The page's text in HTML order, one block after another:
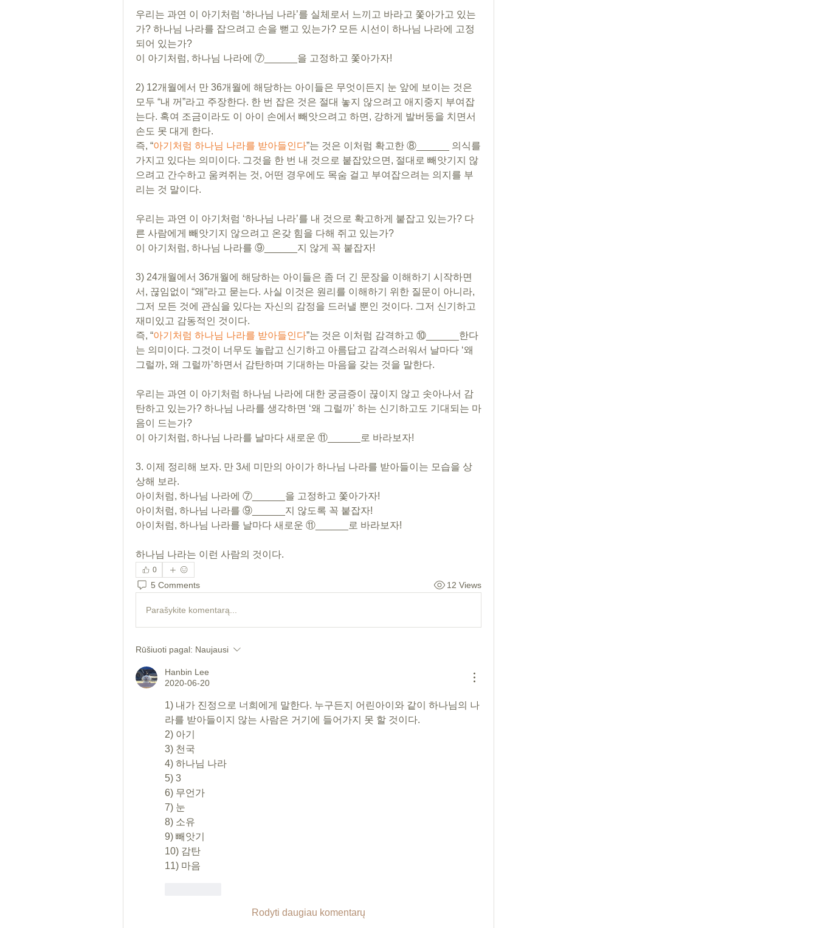
우리는 과연 이 아기처럼 ‘하나님 나라’를 실체로서 느끼고 바라고 쫓아가고 있는
가? 하나님 나라를 잡으려고 손을 뻗고 있는가? 모든 시선이 하나님 나라에 고정
되어 있는가?
이 아기처럼, 하나님 나라에 ⑦______을 고정하고 쫓아가자!
2) 12개월에서 만 36개월에 해당하는 아이들은 무엇이든지 눈 앞에 보이는 것은
모두 “내 꺼”라고 주장한다. 한 번 잡은 것은 절대 놓지 않으려고 애지중지 부여잡
는다. 혹여 조금이라도 이 아이 손에서 빼앗으려고 하면, 강하게 발버둥을 치면서
손도 못 대게 한다.
즉, “아기처럼 하나님 나라를 받아들인다”는 것은 이처럼 확고한 ⑧______ 의식를
가지고 있다는 의미이다. 그것을 한 번 내 것으로 붙잡았으면, 절대로 빼앗기지 않
으려고 간수하고 움켜쥐는 것, 어떤 경우에도 목숨 걸고 부여잡으려는 의지를 부
리는 것 말이다.
우리는 과연 이 아기처럼 ‘하나님 나라’를 내 것으로 확고하게 붙잡고 있는가? 다
른 사람에게 빼앗기지 않으려고 온갖 힘을 다해 쥐고 있는가?
이 아기처럼, 하나님 나라를 ⑨______지 않게 꼭 붙잡자!
3) 24개월에서 36개월에 해당하는 아이들은 좀 더 긴 문장을 이해하기 시작하면
서, 끊임없이 “왜”라고 묻는다. 사실 이것은 원리를 이해하기 위한 질문이 아니라,
그저 모든 것에 관심을 있다는 자신의 감정을 드러낼 뿐인 것이다. 그저 신기하고
재미있고 감동적인 것이다.
즉, “아기처럼 하나님 나라를 받아들인다”는 것은 이처럼 감격하고 ⑩______한다
는 의미이다. 그것이 너무도 놀랍고 신기하고 아름답고 감격스러워서 날마다 ‘왜
그럴까, 왜 그럴까’하면서 감탄하며 기대하는 마음을 갖는 것을 말한다.
우리는 과연 이 아기처럼 하나님 나라에 대한 궁금증이 끊이지 않고 솟아나서 감
탄하고 있는가? 하나님 나라를 생각하면 ‘왜 그럴까’ 하는 신기하고도 기대되는 마
음이 드는가?
이 아기처럼, 하나님 나라를 날마다 새로운 ⑪______로 바라보자!
3. 이제 정리해 보자. 만 3세 미만의 아이가 하나님 나라를 받아들이는 모습을 상
상해 보라.
아이처럼, 하나님 나라에 ⑦______을 고정하고 쫓아가자!
아이처럼, 하나님 나라를 ⑨______지 않도록 꼭 붙잡자!
아이처럼, 하나님 나라를 날마다 새로운 ⑪______로 바라보자!
하나님 나라는 이런 사람의 것이다.
0
5 Comments 12 Views
Parašykite komentarą...
Rūšiuoti pagal: Naujausi
Hanbin Lee
2020-06-20
1) 내가 진정으로 너희에게 말한다. 누구든지 어린아이와 같이 하나님의 나
라를 받아들이지 않는 사람은 거기에 들어가지 못 할 것이다.
2) 아기
3) 천국
4) 하나님 나라
5) 3
6) 무언가
7) 눈
8) 소유
9) 빼앗기
10) 감탄
11) 마음
Rodyti daugiau komentarų